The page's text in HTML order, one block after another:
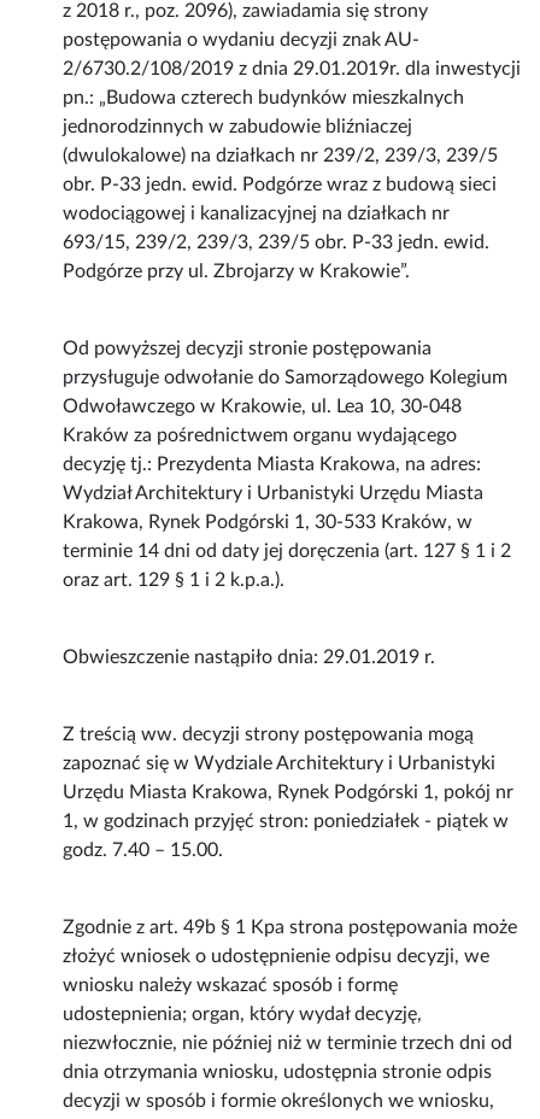
z 2018 r., poz. 2096), zawiadamia się strony
postępowania o wydaniu decyzji znak AU-
2/6730.2/108/2019 z dnia 29.01.2019r. dla inwestycji
pn.: „Budowa czterech budynków mieszkalnych
jednorodzinnych w zabudowie bliźniaczej
(dwulokalowe) na działkach nr 239/2, 239/3, 239/5
obr. P-33 jedn. ewid. Podgórze wraz z budową sieci
wodociągowej i kanalizacyjnej na działkach nr
693/15, 239/2, 239/3, 239/5 obr. P-33 jedn. ewid.
Podgórze przy ul. Zbrojarzy w Krakowie”.
Od powyższej decyzji stronie postępowania
przysługuje odwołanie do Samorządowego Kolegium
Odwoławczego w Krakowie, ul. Lea 10, 30-048
Kraków za pośrednictwem organu wydającego
decyzję tj.: Prezydenta Miasta Krakowa, na adres:
Wydział Architektury i Urbanistyki Urzędu Miasta
Krakowa, Rynek Podgórski 1, 30-533 Kraków, w
terminie 14 dni od daty jej doręczenia (art. 127 § 1 i 2
oraz art. 129 § 1 i 2 k.p.a.).
Obwieszczenie nastąpiło dnia: 29.01.2019 r.
Z treścią ww. decyzji strony postępowania mogą
zapoznać się w Wydziale Architektury i Urbanistyki
Urzędu Miasta Krakowa, Rynek Podgórski 1, pokój nr
1, w godzinach przyjęć stron: poniedziałek - piątek w
godz. 7.40 – 15.00.
Zgodnie z art. 49b § 1 Kpa strona postępowania może
złożyć wniosek o udostępnienie odpisu decyzji, we
wniosku należy wskazać sposób i formę
udostepnienia; organ, który wydał decyzję,
niezwłocznie, nie później niż w terminie trzech dni od
dnia otrzymania wniosku, udostępnia stronie odpis
decyzji w sposób i formie określonych we wniosku,